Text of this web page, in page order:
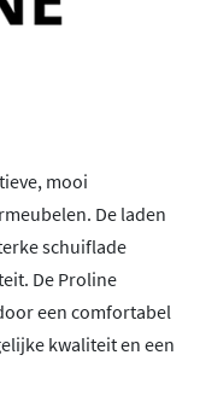
mooi
De laden
schuiflade
De Proline
een comfortabel
kwaliteit en een